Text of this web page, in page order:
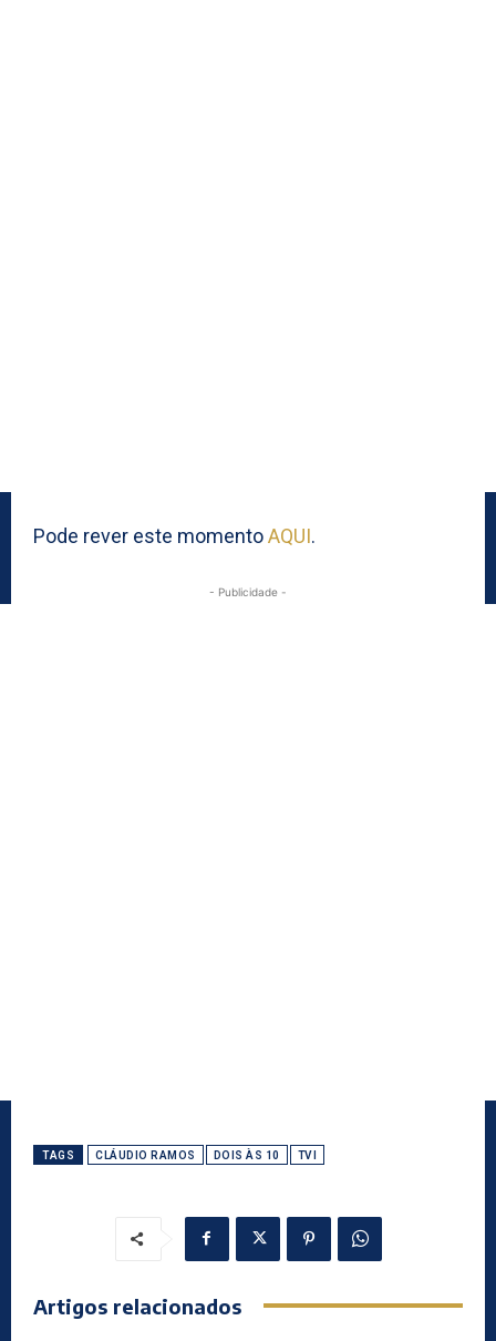
Pode rever este momentoAQUI.
- Publicidade -
TAGS CLÁUDIO RAMOS DOIS ÀS 10 TVI
Artigos relacionados